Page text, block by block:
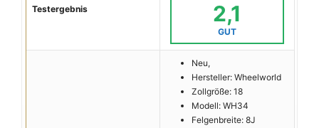
Testergebnis 2,1
GUT
Neu,
Hersteller: Wheelworld
Zollgröße: 18
Modell: WH34
Felgenbreite: 8J